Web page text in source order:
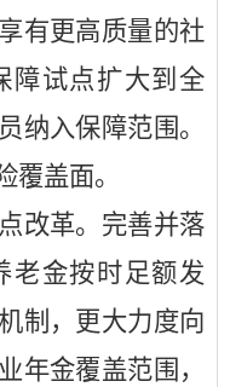
有更高质量的社
障试点扩大到全
纳入保障范围。
覆盖面。
革。完善并落
老金按时足额发
制，更大力度向
年金覆盖范围，